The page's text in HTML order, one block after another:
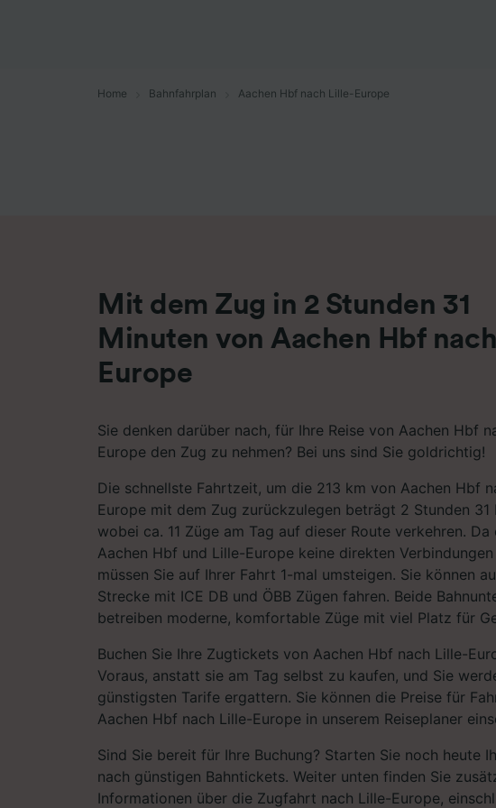
Home Bahnfahrplan Aachen Hbf nach Lille-Europe
Mit dem Zug in 2 Stunden 31
Minuten von Aachen Hbf
Europe
Sie denken darüber nach, für Ihre Reise von Aachen Hbf
Europe den Zug zu nehmen? Bei uns sind Sie goldrichtig!
Die schnellste Fahrtzeit, um die 213 km von Aachen Hbf
Europe mit dem Zug zurückzulegen beträgt 2 Stunden 31
wobei ca. 11 Züge am Tag auf dieser Route verkehren. Da
Aachen Hbf und Lille-Europe keine direkten
müssen Sie auf Ihrer Fahrt 1-mal umsteigen. Sie können
Strecke mit ICE DB und ÖBB Zügen fahren. Beide
betreiben moderne, komfortable Züge mit viel Platz für
Buchen Sie Ihre Zugtickets von Aachen Hbf nach Lille-
Voraus, anstatt sie am Tag selbst zu kaufen, und Sie
günstigsten Tarife ergattern. Sie können die Preise für
Aachen Hbf nach Lille-Europe in unserem Reiseplaner
Sind Sie bereit für Ihre Buchung? Starten Sie noch heute
nach günstigen Bahntickets. Weiter unten finden Sie
Informationen über die Zugfahrt nach Lille-Europe,